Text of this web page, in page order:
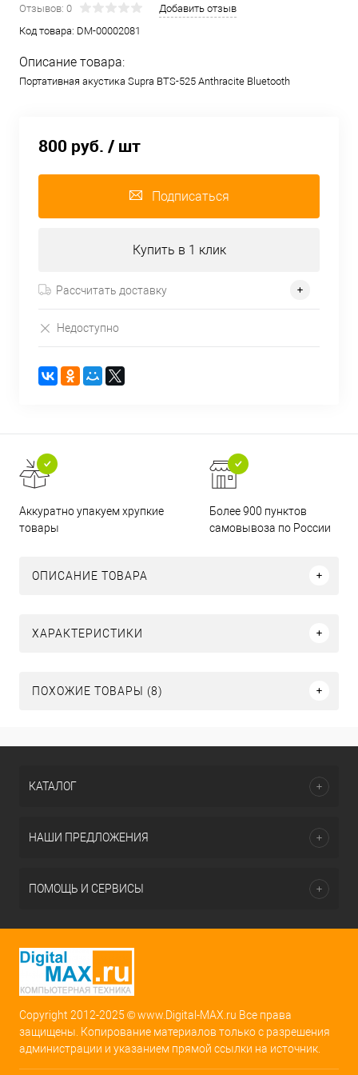
Отзывов: 0
Добавить отзыв
Код товара: DM-00002081
Описание товара:
Портативная акустика Supra BTS-525 Anthracite Bluetooth
800 руб. / шт
Подписаться
Купить в 1 клик
Рассчитать доставку
Недоступно
Аккуратно упакуем хрупкие
товары
Более 900 пунктов
самовывоза по России
ОПИСАНИЕ ТОВАРА
ХАРАКТЕРИСТИКИ
ПОХОЖИЕ ТОВАРЫ (8)
КАТАЛОГ
НАШИ ПРЕДЛОЖЕНИЯ
ПОМОЩЬ И СЕРВИСЫ
Copyright 2012-2025 © www.Digital-MAX.ru Все права
защищены. Копирование материалов только с разрешения
администрации и указанием прямой ссылки на источник.